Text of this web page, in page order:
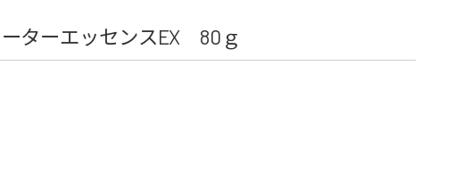
ターエッセンスEX 80ｇ